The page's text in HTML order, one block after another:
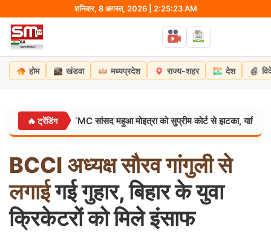
content
शनिवार, 8 अगस्त, 2026 | 2:25:24 AM
होम खंडवा मध्यप्रदेश राज्य-शहर देश
🔥 ट्रेंडिंग
है?” TMC सांसद महुआ मोइत्रा को सुप्रीम कोर्ट से झटका, याचिका खारिज
BCCI अध्यक्षसौरवगांगुलीसे
लगाईगई गुहार, बिहार के युवा
क्रिकेटरों को मिले इंसाफ